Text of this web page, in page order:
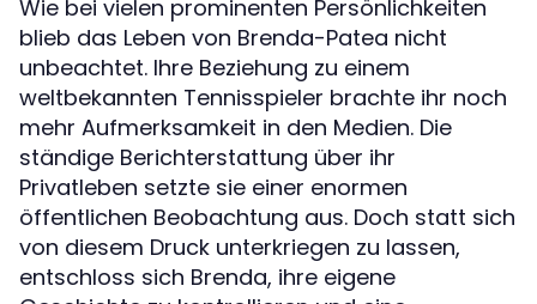
Wie bei vielen prominenten Persönlichkeiten
blieb das Leben von Brenda-Patea nicht
unbeachtet. Ihre Beziehung zu einem
weltbekannten Tennisspieler brachte ihr noch
mehr Aufmerksamkeit in den Medien. Die
ständige Berichterstattung über ihr
Privatleben setzte sie einer enormen
öffentlichen Beobachtung aus. Doch statt sich
von diesem Druck unterkriegen zu lassen,
entschloss sich Brenda, ihre eigene